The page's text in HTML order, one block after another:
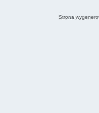
Strona